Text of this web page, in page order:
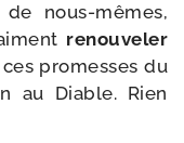
nous-​mêmes,
renou­ve­ler
pro­messes du
au Diable. Rien